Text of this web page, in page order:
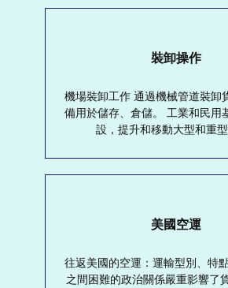
裝卸操作
機場裝卸工作 通過機械管道裝卸
備用於儲存、倉儲。 工業和民用
設，提升和移動大型和重
美國空運
往返美國的空運：運輸型別、特
之間困難的政治關係嚴重影響了